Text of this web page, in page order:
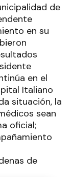
de
en su
en el
Italiano
situación, la
sean
oficial;
de